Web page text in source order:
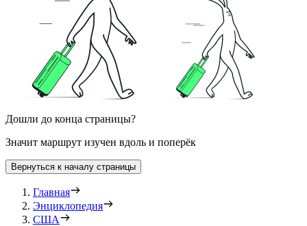
Дошли до конца страницы?
Значит маршрут изучен вдоль и поперёк
Вернуться к началу страницы
Главная
Энциклопедия
США